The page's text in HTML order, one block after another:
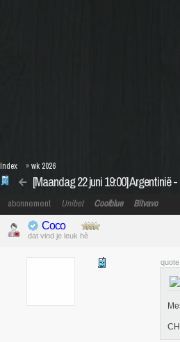
[Maandag 22 juni 19:00] Argentinië
Index »wk 2026
abonnement Unibet Coolblue Bitvavo
Coco
dat vind je leuk hè
quote: